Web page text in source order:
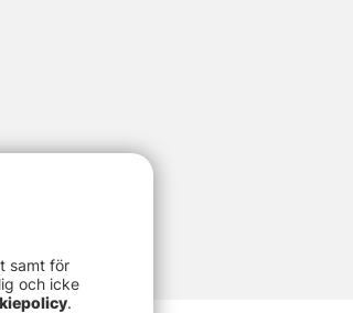
samt för
och icke
.